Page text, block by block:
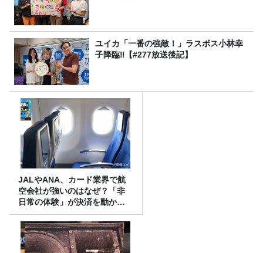
ユイカ「一番の強敵！」ラスボス小林幸
子降臨‼【#277放送後記】
JALやANA、カード業界で航
空会社が強いのはなぜ？「非
日常の体験」が決済を動かす
理由